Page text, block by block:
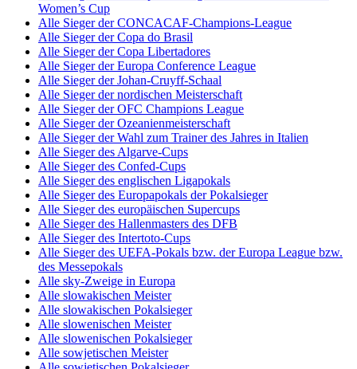
Women’s Cup
Alle Sieger der CONCACAF-Champions-League
Alle Sieger der Copa do Brasil
Alle Sieger der Copa Libertadores
Alle Sieger der Europa Conference League
Alle Sieger der Johan-Cruyff-Schaal
Alle Sieger der nordischen Meisterschaft
Alle Sieger der OFC Champions League
Alle Sieger der Ozeanienmeisterschaft
Alle Sieger der Wahl zum Trainer des Jahres in Italien
Alle Sieger des Algarve-Cups
Alle Sieger des Confed-Cups
Alle Sieger des englischen Ligapokals
Alle Sieger des Europapokals der Pokalsieger
Alle Sieger des europäischen Supercups
Alle Sieger des Hallenmasters des DFB
Alle Sieger des Intertoto-Cups
Alle Sieger des UEFA-Pokals bzw. der Europa League bzw.
des Messepokals
Alle sky-Zweige in Europa
Alle slowakischen Meister
Alle slowakischen Pokalsieger
Alle slowenischen Meister
Alle slowenischen Pokalsieger
Alle sowjetischen Meister